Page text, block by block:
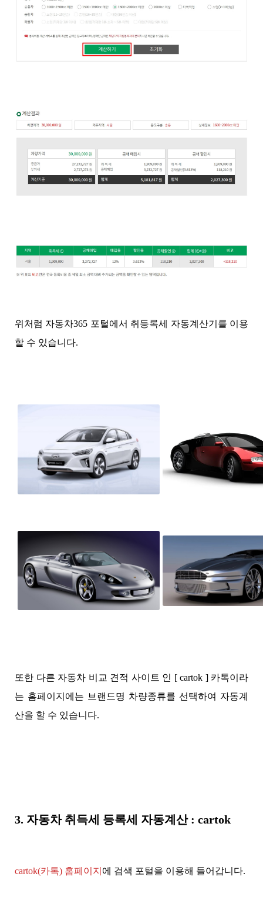
위처럼 자동차365 포털에서 취등록세 자동계산기를 이용
할 수 있습니다.
또한 다른 자동차 비교 견적 사이트 인 [ cartok ] 카톡이라
는 홈페이지에는 브랜드명 차량종류를 선택하여 자동계
산을 할 수 있습니다.
3. 자동차 취득세 등록세 자동계산 : cartok
cartok(카톡) 홈페이지 에 검색 포털을 이용해 들어갑니다.